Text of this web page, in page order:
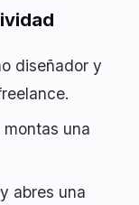
diseñador y
una
abres una